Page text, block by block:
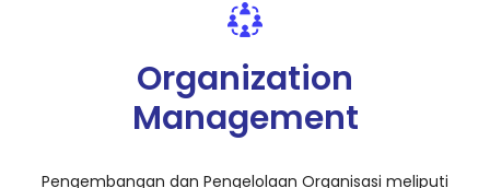
Organization
Management
Pengembangan dan Pengelolaan Organisasi meliputi